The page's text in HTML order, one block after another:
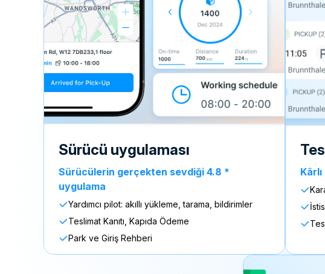
sürücü uygulaması
Sürücülerin gerçekten sevdiği 4.8 *
uygulama
Yardımcı pilot: akıllı yükleme, tarama, bildirimler
Teslimat Kanıtı, Kapıda Ödeme
Park ve Giriş Rehberi